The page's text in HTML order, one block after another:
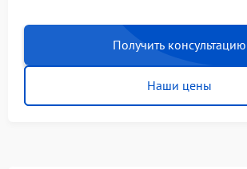
Получить консультацию
Наши цены